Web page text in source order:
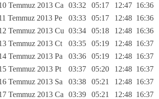
Temmuz 2013 Ca
03:32 05:17 12:47 16:36
Temmuz 2013 Pe
03:33 05:17 12:48 16:36
Temmuz 2013 Cu 03:34 05:18 12:48 16:36
Temmuz 2013 Ct
03:35 05:19 12:48 16:37
Temmuz 2013 Pa
03:36 05:19 12:48 16:37
Temmuz 2013 Pt
03:37 05:20 12:48 16:37
Temmuz 2013 Sa
03:38 05:21 12:48 16:37
Temmuz 2013 Ca
03:39 05:21 12:48 16:37